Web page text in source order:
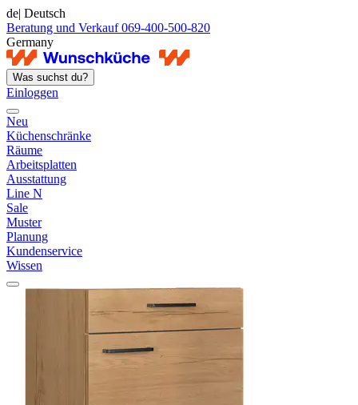
de| Deutsch
Beratung und Verkauf 069-400-500-820
Germany
Was suchst du?
Einloggen
Neu
Küchenschränke
Räume
Arbeitsplatten
Ausstattung
Line N
Sale
Muster
Planung
Kundenservice
Wissen